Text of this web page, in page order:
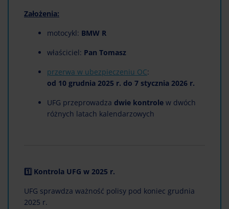
Założenia:
motocykl: BMW R
właściciel: Pan Tomasz
przerwa w ubezpieczeniu OC:
od 10 grudnia 2025 r. do 7 stycznia 2026 r.
UFG przeprowadza dwie kontrole w dwóch
różnych latach kalendarzowych
1️⃣ Kontrola UFG w 2025 r.
UFG sprawdza ważność polisy pod koniec grudnia
2025 r.